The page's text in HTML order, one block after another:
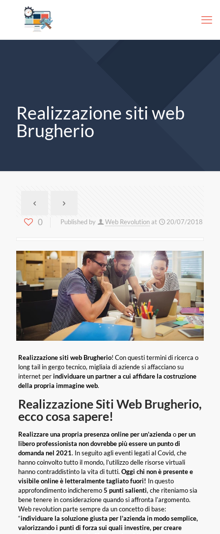
Realizzazione siti web
Brugherio
0 Published by Web Revolutionat 20/07/2018
Realizzazione siti web Brugherio! Con questi termini di ricerca o
long tail in gergo tecnico, migliaia di aziende si affacciano su
internet perindividuare un partner a cui affidare la costruzione
della propria immagine web.
Realizzazione Siti Web Brugherio,
ecco cosa sapere!
Realizzare una propria presenza online per un’azienda oper un
libero professionista non dovrebbe più essere un punto di
domanda nel 2021. In seguito agli eventi legati al Covid, che
hanno coinvolto tutto il mondo, l’utilizzo delle risorse virtuali
hanno contraddistinto la vita di tutti. Oggi chi non è presente e
visibile online è letteralmente tagliato fuori! In questo
approfondimento indicheremo5 punti salienti, che riteniamo sia
bene tenere in considerazione quando si affronta l’argomento.
Web revolution parte sempre da un concetto di base:
“individuare la soluzione giusta per l’azienda in modo semplice,
valorizzando i punti di forza sui quali investire, per creare